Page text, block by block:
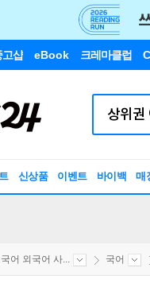
고샵 eBook 크레마클럽
신상품 이벤트 바이백 매
국어 외국어 사... 국어